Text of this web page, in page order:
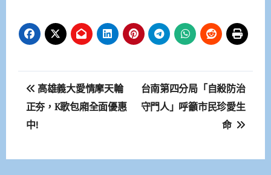
文
章
導
覽
高雄義大愛情摩天輪
正夯，K歌包廂全面優惠
中!
台南第四分局「自殺防治
守門人」呼籲市民珍愛生
命